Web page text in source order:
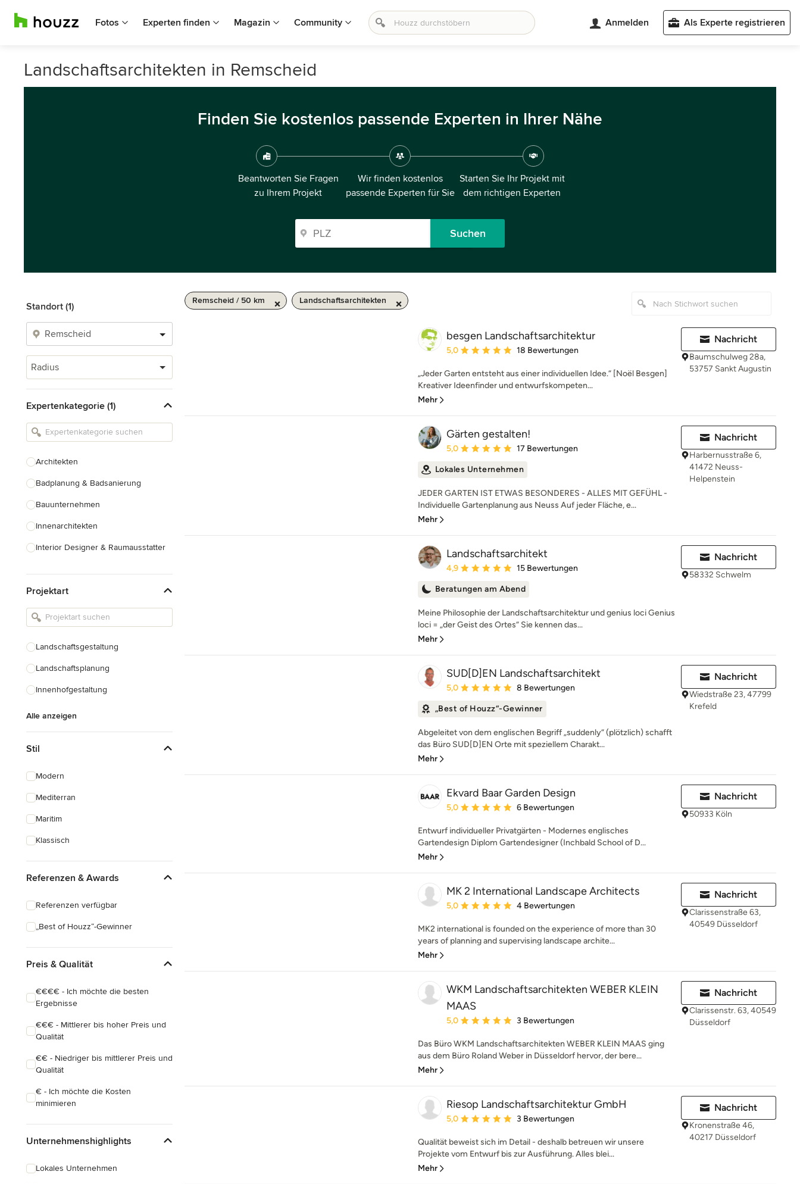
Fotos Experten finden Magazin Community Anmelden Als Experte registrieren
Landschaftsarchitekten in Remscheid
Finden Sie kostenlos passende Experten in Ihrer Nähe
Beantworten Sie Fragen
zu Ihrem Projekt
Wir finden kostenlos
passende Experten für Sie
Starten Sie Ihr Projekt mit
dem richtigen Experten
Suchen
Standort (1)
Radius
Expertenkategorie (1)
Architekten
Badplanung & Badsanierung
Bauunternehmen
Innenarchitekten
Interior Designer & Raumausstatter
Landschaftsarchitekten
Armaturen & Sanitärbedarf
Einbauschränke
Projektart
Landschaftsgestaltung
Landschaftsplanung
Innenhofgestaltung
Alle anzeigen
Stil
Modern
Mediterran
Maritim
Klassisch
Referenzen & Awards
Referenzen verfügbar
„Best of Houzz“-Gewinner
Preis & Qualität
€€€€ - Ich möchte die besten
Ergebnisse
€€€ - Mittlerer bis hoher Preis und
Qualität
€€ - Niedriger bis mittlerer Preis und
Qualität
€ - Ich möchte die Kosten
minimieren
Unternehmenshighlights
Lokales Unternehmen
Remscheid / 50 km Landschaftsarchitekten
besgen Landschaftsarchitektur
Durchschnittliche Bewertung: 5 von 5 Sternen
5,0 18 Bewertungen
„Jeder Garten entsteht aus einer individuellen Idee.“ [Noël Besgen]
Kreativer Ideenfinder und entwurfskompeten...
Mehr
Nachricht
Baumschulweg 28a,
53757 Sankt Augustin
Gärten gestalten!
Durchschnittliche Bewertung: 5 von 5 Sternen
5,0 17 Bewertungen
Lokales Unternehmen
JEDER GARTEN IST ETWAS BESONDERES - ALLES MIT GEFÜHL -
Individuelle Gartenplanung aus Neuss Auf jeder Fläche, e...
Mehr
Nachricht
Harbernusstraße 6,
41472 Neuss-
Helpenstein
Landschaftsarchitekt
Durchschnittliche Bewertung: 4.9 von 5 Sternen
4,9 15 Bewertungen
Beratungen am Abend
Meine Philosophie der Landschaftsarchitektur und genius loci Genius
loci = „der Geist des Ortes“ Sie kennen das...
Mehr
Nachricht
58332 Schwelm
SUD[D]EN Landschaftsarchitekt
Durchschnittliche Bewertung: 5 von 5 Sternen
5,0 8 Bewertungen
„Best of Houzz“-Gewinner
Abgeleitet von dem englischen Begriff „suddenly“ (plötzlich) schafft
das Büro SUD[D]EN Orte mit speziellem Charakt...
Mehr
Nachricht
Wiedstraße 23, 47799
Krefeld
Ekvard Baar Garden Design
Durchschnittliche Bewertung: 5 von 5 Sternen
5,0 6 Bewertungen
Entwurf individueller Privatgärten - Modernes englisches
Gartendesign Diplom Gartendesigner (Inchbald School of D...
Mehr
Nachricht
50933 Köln
MK 2 International Landscape Architects
Durchschnittliche Bewertung: 5 von 5 Sternen
5,0 4 Bewertungen
MK2 international is founded on the experience of more than 30
years of planning and supervising landscape archite...
Mehr
Nachricht
Clarissenstraße 63,
40549 Düsseldorf
WKM Landschaftsarchitekten WEBER KLEIN
MAAS
Durchschnittliche Bewertung: 5 von 5 Sternen
5,0 3 Bewertungen
Das Büro WKM Landschaftsarchitekten WEBER KLEIN MAAS ging
aus dem Büro Roland Weber in Düsseldorf hervor, der bere...
Mehr
Nachricht
Clarissenstr. 63, 40549
Düsseldorf
Riesop Landschaftsarchitektur GmbH
Durchschnittliche Bewertung: 5 von 5 Sternen
5,0 3 Bewertungen
Qualität beweist sich im Detail - deshalb betreuen wir unsere
Projekte vom Entwurf bis zur Ausführung. Alles blei...
Mehr
Nachricht
Kronenstraße 46,
40217 Düsseldorf